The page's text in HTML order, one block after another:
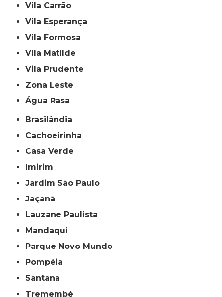
Vila Carrão
Vila Esperança
Vila Formosa
Vila Matilde
Vila Prudente
Zona Leste
Água Rasa
Brasilândia
Cachoeirinha
Casa Verde
Imirim
Jardim São Paulo
Jaçanã
Lauzane Paulista
Mandaqui
Parque Novo Mundo
Pompéia
Santana
Tremembé